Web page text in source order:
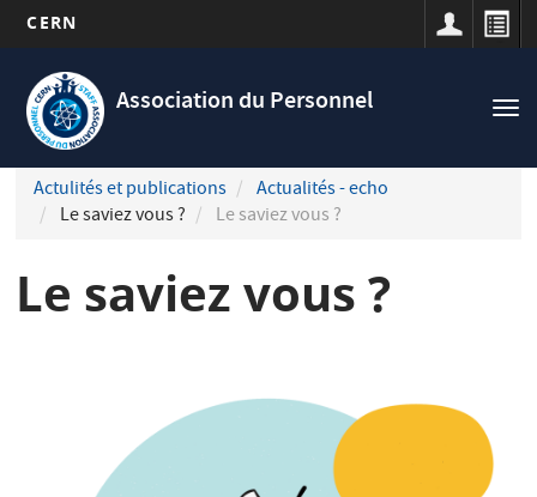
contenu
principal
CERN
Association du Personnel
Navigation
principale
Actulités et publications
Actualités - echo
Le saviez vous ?
Le saviez vous ?
Le saviez vous ?